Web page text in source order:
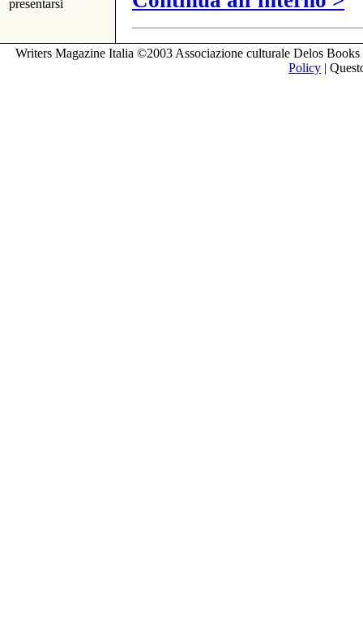
presentarsi
Writers Magazine Italia ©2003 Associazione culturale Delos
Policy |